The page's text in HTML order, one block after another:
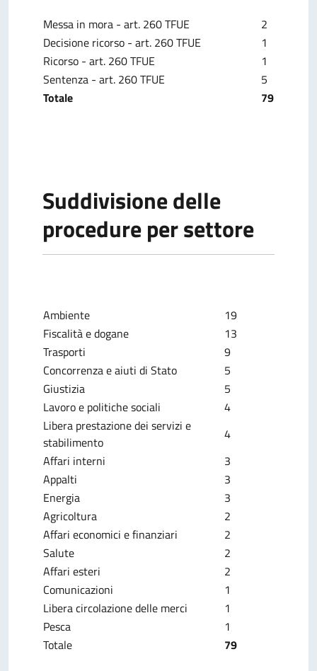
Messa in mora - art. 260 TFUE
2
Decisione ricorso - art. 260 TFUE
1
Ricorso - art. 260 TFUE
1
Sentenza - art. 260 TFUE
5
Totale
79
Suddivisione delle
procedure per settore
Ambiente
19
Fiscalità e dogane
13
Trasporti
9
Concorrenza e aiuti di Stato
5
Giustizia
5
Lavoro e politiche sociali
4
Libera prestazione dei servizi e
stabilimento
4
Affari interni
3
Appalti
3
Energia
3
Agricoltura
2
Affari economici e finanziari
2
Salute
2
Affari esteri
2
Comunicazioni
1
Libera circolazione delle merci
1
Pesca
1
Totale
79